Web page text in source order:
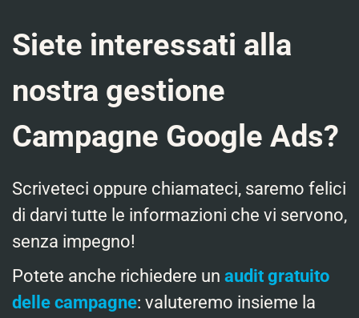
Siete interessati alla
nostra gestione
Campagne Google Ads?
Scriveteci oppure chiamateci, saremo felici
di darvi tutte le informazioni che vi servono,
senza impegno!
Potete anche richiedere un audit gratuito
delle campagne: valuteremo insieme la